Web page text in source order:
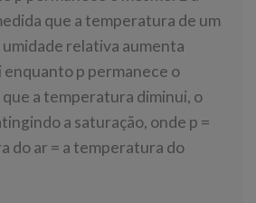
que a temperatura de um
umidade relativa aumenta
enquanto p permanece o
que a temperatura diminui, o
a saturação, onde p =
do ar = a temperatura do